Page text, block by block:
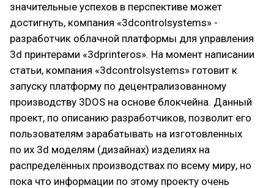
значительные успехов в перспективе может
достигнуть, компания «3dcontrolsystems» -
разработчик облачной платформы для управления
3d принтерами «3dprinteros». На момент написании
статьи, компания «3dcontrolsystems» готовит к
запуску платформу по децентрализованному
производству 3DOS на основе блокчейна. Данный
проект, по описанию разработчиков, позволит его
пользователям зарабатывать на изготовленных
по их 3d моделям (дизайнах) изделиях на
распределённых производствах по всему миру, но
пока что информации по этому проекту очень